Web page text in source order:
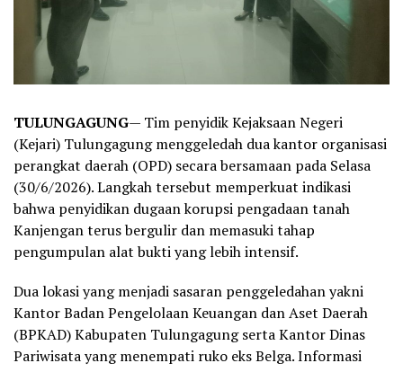
TULUNGAGUNG— Tim penyidik Kejaksaan Negeri
(Kejari) Tulungagung menggeledah dua kantor organisasi
perangkat daerah (OPD) secara bersamaan pada Selasa
(30/6/2026). Langkah tersebut memperkuat indikasi
bahwa penyidikan dugaan korupsi pengadaan tanah
Kanjengan terus bergulir dan memasuki tahap
pengumpulan alat bukti yang lebih intensif.
Dua lokasi yang menjadi sasaran penggeledahan yakni
Kantor Badan Pengelolaan Keuangan dan Aset Daerah
(BPKAD) Kabupaten Tulungagung serta Kantor Dinas
Pariwisata yang menempati ruko eks Belga. Informasi